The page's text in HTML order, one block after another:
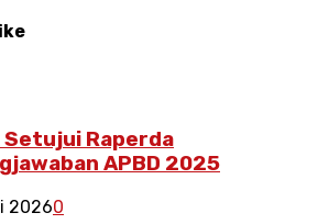
Setujui Raperda
APBD 2025
20260